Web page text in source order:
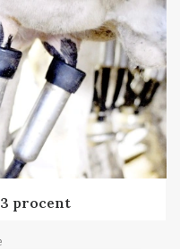
procent